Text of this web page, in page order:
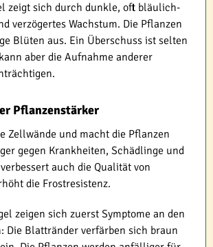
zeigt sich durch dunkle, oft bläulich-
verzögertes Wachstum. Die Pflanzen
Blüten aus. Ein Überschuss ist selten
aber die Aufnahme anderer
Pflanzenstärker
Zellwände und macht die Pflanzen
gegen Krankheiten, Schädlinge und
auch die Qualität von
die Frostresistenz.
zeigen sich zuerst Symptome an den
Die Blattränder verfärben sich braun